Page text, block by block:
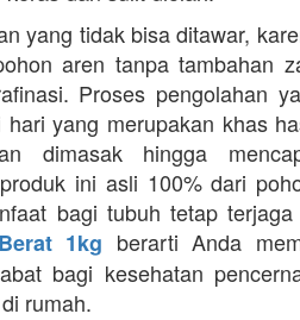
yang tidak bisa ditawar,
aren tanpa tambahan
Proses pengolahan
yang merupakan khas
dimasak hingga
ini asli 100% dari
bagi tubuh tetap terjaga
1kg berarti Anda
bagi kesehatan
rumah.